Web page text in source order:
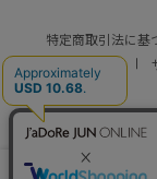
特定商取引法に基
ご利用規約
©